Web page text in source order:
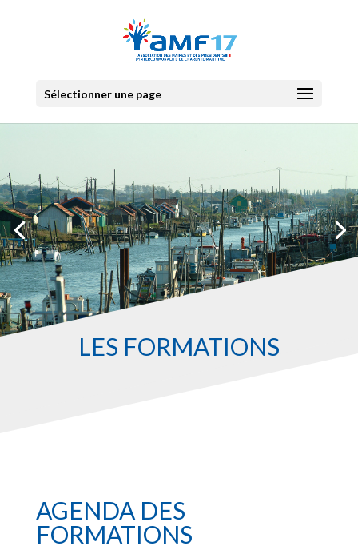
Sélectionner une page
LES FORMATIONS
AGENDA DES
FORMATIONS